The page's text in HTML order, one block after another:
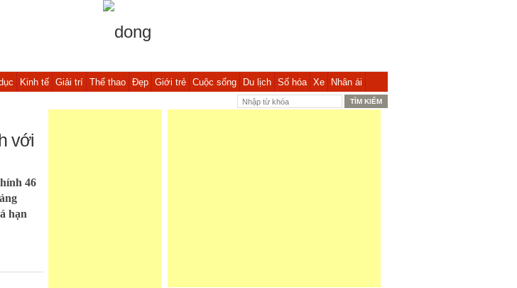
Kinh tế Giải trí Thể thao Đẹp Giới trẻ Cuộc sống Du lịch Số hóa Xe Nhân ái
với
46
hạn